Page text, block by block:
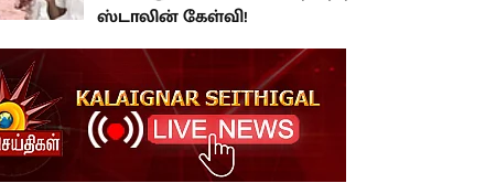
ஸ்டாலின் கேள்வி!